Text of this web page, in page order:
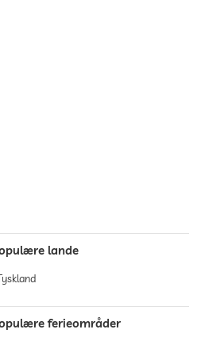
lande
ferieområder